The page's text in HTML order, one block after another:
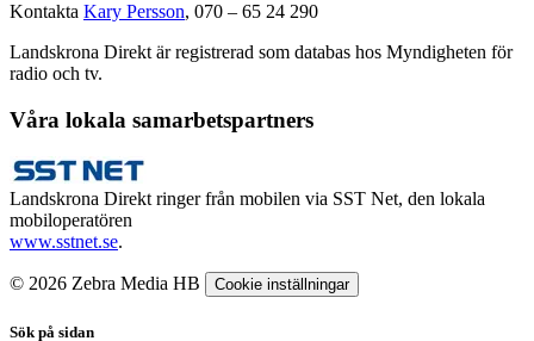
Kontakta Kary Persson, 070 – 65 24 290
Landskrona Direkt är registrerad som databas hos Myndigheten för
radio och tv.
Våra lokala samarbetspartners
Landskrona Direkt ringer från mobilen via SST Net, den lokala
mobiloperatören
www.sstnet.se.
© 2026 Zebra Media HB Cookie inställningar
Sök på sidan